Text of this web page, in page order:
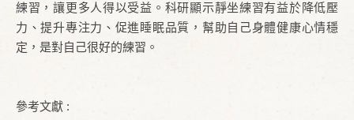
練習，讓更多人得以受益。科研顯示靜坐練習有益於降低壓
力、提升專注力、促進睡眠品質，幫助自己身體健康心情穩
定，是對自己很好的練習。
參考文獻 :